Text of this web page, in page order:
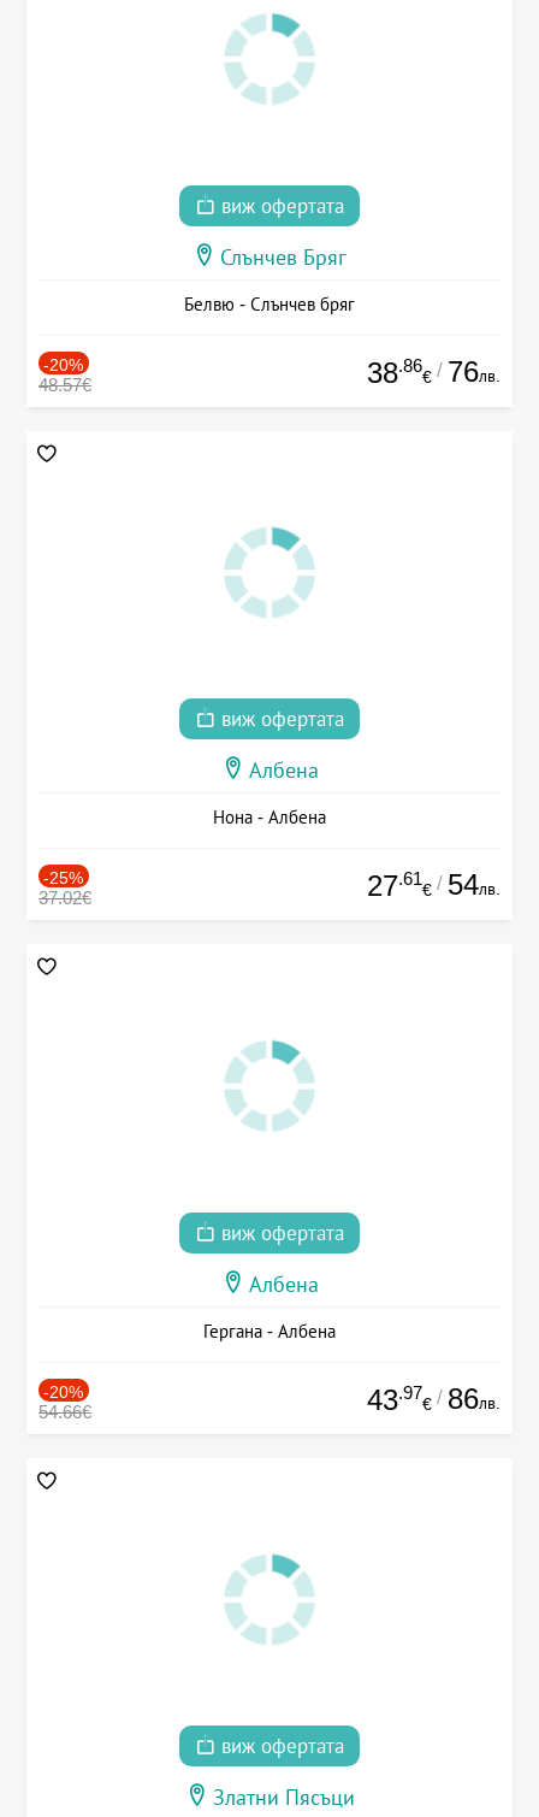
виж офертата
Слънчев Бряг
Белвю - Слънчев бряг
-20%
48.57€ 38.86
€ / 76лв.
виж офертата
Албена
Нона - Албена
-25%
37.02€ 27.61
€ / 54лв.
виж офертата
Албена
Гергана - Албена
-20%
54.66€ 43.97
€ / 86лв.
виж офертата
Златни Пясъци